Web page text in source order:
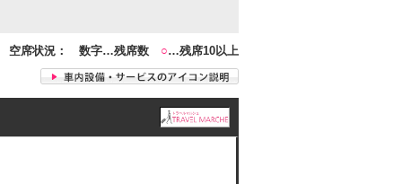
空席状況： 数字…残席数 ○…残席10以上